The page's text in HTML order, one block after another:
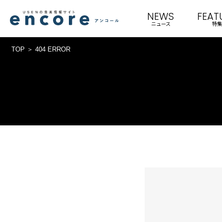
NEWS
ニュース 特集
TOP 404 ERROR